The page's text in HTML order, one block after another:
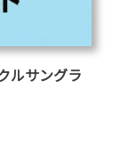
ルサングラ